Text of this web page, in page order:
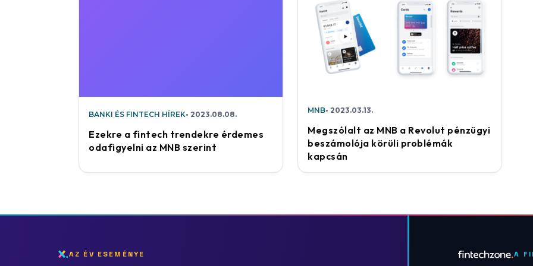
BANKI ÉS FINTECH HÍREK 2023.08.08.
Ezekre a fintech trendekre érdemes
odafigyelni az MNB szerint
MNB 2023.03.13.
Megszólalt az MNB a Revolut pénzügyi
beszámolója körüli problémák
kapcsán
AZ ÉV ESEMÉNYE A